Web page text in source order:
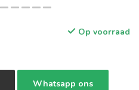
Op voorraad
Whatsapp ons